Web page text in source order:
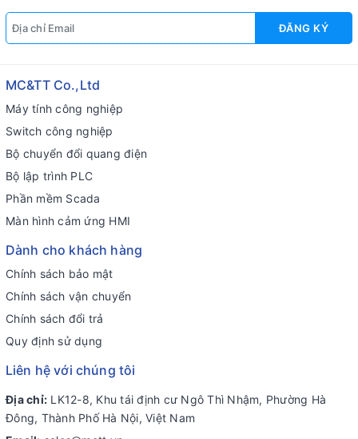
ĐĂNG KÝ
MC&TT Co.,Ltd
Máy tính công nghiệp
Switch công nghiệp
Bộ chuyển đổi quang điện
Bộ lập trình PLC
Phần mềm Scada
Màn hình cảm ứng HMI
Dành cho khách hàng
Chính sách bảo mật
Chính sách vận chuyển
Chính sách đổi trả
Quy định sử dụng
Liên hệ với chúng tôi
Địa chỉ: LK12-8, Khu tái định cư Ngô Thì Nhậm, Phường Hà
Đông, Thành Phố Hà Nội, Việt Nam